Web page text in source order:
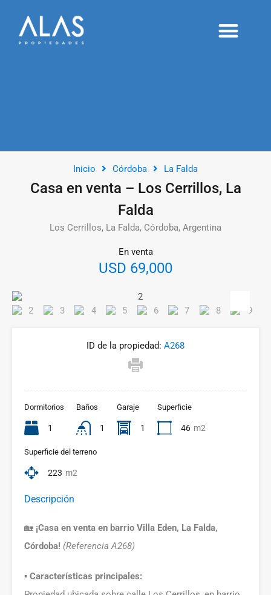
Inicio Córdoba La Falda
Casa en venta – Los Cerrillos, La
Falda
Los Cerrillos, La Falda, Córdoba, Argentina
En venta
USD 69,000
ID de la propiedad: A268
Dormitorios
1
Baños
1
Garaje
1
Superficie
46 m2
Superficie del terreno
223 m2
Descripción
🏡 ¡Casa en venta en barrio Villa Eden, La Falda,
Córdoba! (Referencia A268)
▪️ Características principales: